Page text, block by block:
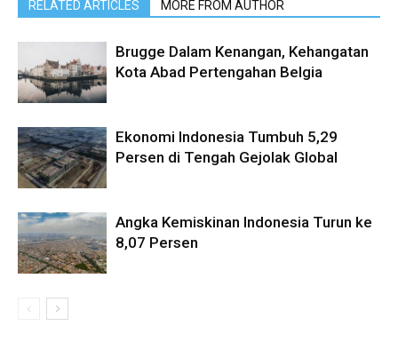
RELATED ARTICLES MORE FROM AUTHOR
Brugge Dalam Kenangan, Kehangatan
Kota Abad Pertengahan Belgia
Ekonomi Indonesia Tumbuh 5,29
Persen di Tengah Gejolak Global
Angka Kemiskinan Indonesia Turun ke
8,07 Persen